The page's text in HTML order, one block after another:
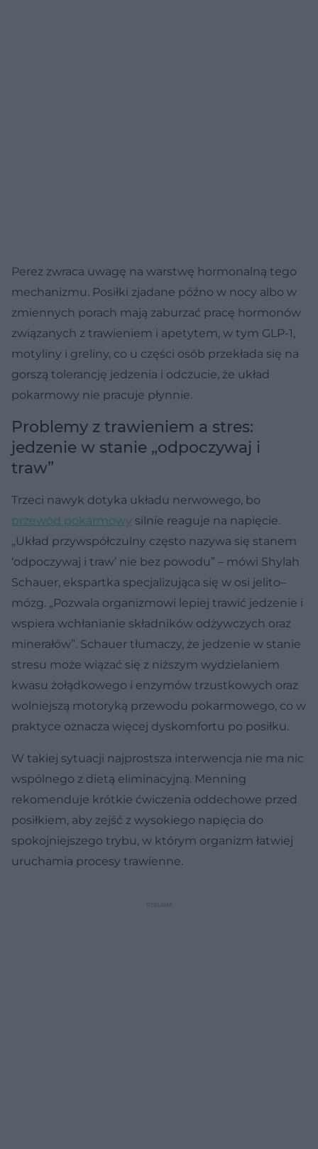
Perez zwraca uwagę na warstwę hormonalną tego
mechanizmu. Posiłki zjadane późno w nocy albo w
zmiennych porach mają zaburzać pracę hormonów
związanych z trawieniem i apetytem, w tym GLP-1,
motyliny i greliny, co u części osób przekłada się na
gorszą tolerancję jedzenia i odczucie, że układ
pokarmowy nie pracuje płynnie.
Problemy z trawieniem a stres:
jedzenie w stanie „odpoczywaj i
traw”
Trzeci nawyk dotyka układu nerwowego, bo
przewód pokarmowy silnie reaguje na napięcie.
„Układ przywspółczulny często nazywa się stanem
‘odpoczywaj i traw’ nie bez powodu” – mówi Shylah
Schauer, ekspartka specjalizująca się w osi jelito–
mózg. „Pozwala organizmowi lepiej trawić jedzenie i
wspiera wchłanianie składników odżywczych oraz
minerałów”. Schauer tłumaczy, że jedzenie w stanie
stresu może wiązać się z niższym wydzielaniem
kwasu żołądkowego i enzymów trzustkowych oraz
wolniejszą motoryką przewodu pokarmowego, co w
praktyce oznacza więcej dyskomfortu po posiłku.
W takiej sytuacji najprostsza interwencja nie ma nic
wspólnego z dietą eliminacyjną. Menning
rekomenduje krótkie ćwiczenia oddechowe przed
posiłkiem, aby zejść z wysokiego napięcia do
spokojniejszego trybu, w którym organizm łatwiej
uruchamia procesy trawienne.